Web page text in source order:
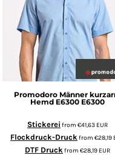
Promodoro Männer
Hemd E6300 E6300
Stickerei from €41,63 EUR
Flockdruck-Druckfrom €28,19
DTF Druckfrom €28,19 EUR